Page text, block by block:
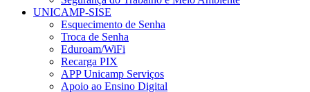
UNICAMP-SISE
Esquecimento de Senha
Troca de Senha
Eduroam/WiFi
Recarga PIX
APP Unicamp Serviços
Apoio ao Ensino Digital